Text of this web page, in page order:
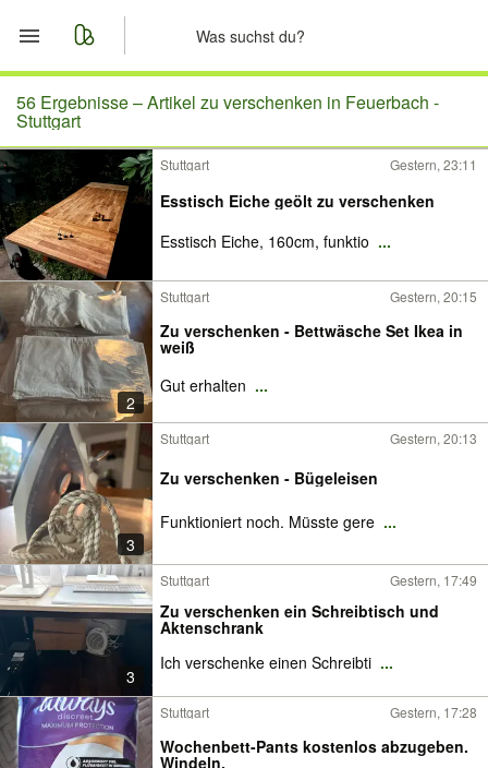
Start
Merkliste
Nachrichten
Anzeige aufgeben
56 Ergebnisse –Artikel zu verschenken in Feuerbach -
Stuttgart
Stuttgart Gestern, 23:11
Esstisch Eiche geölt zu verschenken
Esstisch Eiche, 160cm, funktio ...
2
Stuttgart Gestern, 20:15
Zu verschenken - Bettwäsche Set Ikea in
weiß
Gut erhalten ...
3
Stuttgart Gestern, 20:13
Zu verschenken - Bügeleisen
Funktioniert noch. Müsste gere ...
3
Stuttgart Gestern, 17:49
Zu verschenken ein Schreibtisch und
Aktenschrank
Ich verschenke einen Schreibti ...
Stuttgart Gestern, 17:28
Wochenbett-Pants kostenlos abzugeben.
Windeln.